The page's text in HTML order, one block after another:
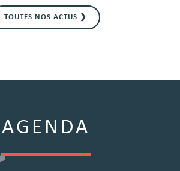
TOUTES NOS ACTUS ❯
AGENDA